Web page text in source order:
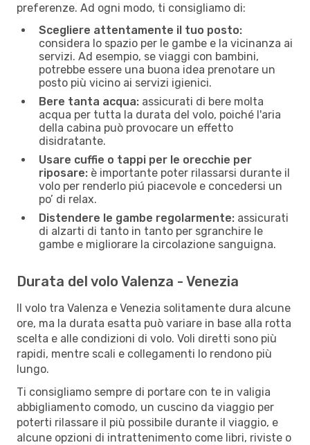
preferenze. Ad ogni modo, ti consigliamo di:
Scegliere attentamente il tuo posto:
considera lo spazio per le gambe e la vicinanza ai
servizi. Ad esempio, se viaggi con bambini,
potrebbe essere una buona idea prenotare un
posto più vicino ai servizi igienici.
Bere tanta acqua: assicurati di bere molta
acqua per tutta la durata del volo, poiché l'aria
della cabina può provocare un effetto
disidratante.
Usare cuffie o tappi per le orecchie per
riposare: è importante poter rilassarsi durante il
volo per renderlo piú piacevole e concedersi un
po’ di relax.
Distendere le gambe regolarmente: assicurati
di alzarti di tanto in tanto per sgranchire le
gambe e migliorare la circolazione sanguigna.
Durata del volo Valenza - Venezia
Il volo tra Valenza e Venezia solitamente dura alcune
ore, ma la durata esatta può variare in base alla rotta
scelta e alle condizioni di volo. Voli diretti sono più
rapidi, mentre scali e collegamenti lo rendono più
lungo.
Ti consigliamo sempre di portare con te in valigia
abbigliamento comodo, un cuscino da viaggio per
poterti rilassare il più possibile durante il viaggio, e
alcune opzioni di intrattenimento come libri, riviste o